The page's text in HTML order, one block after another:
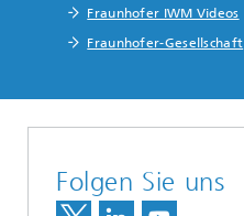
Fraunhofer IWM Videos
Fraunhofer-Gesellschaft
Folgen Sie uns